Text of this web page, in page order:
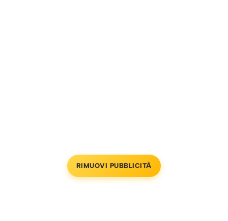
RIMUOVI PUBBLICITÀ